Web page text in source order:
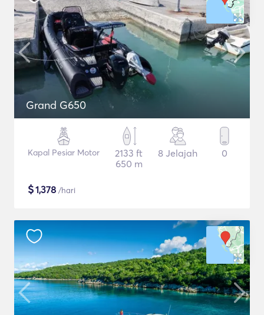
Grand G650
Kapal Pesiar Motor
2133 ft
650 m
8 Jelajah 0
$1,378 /hari